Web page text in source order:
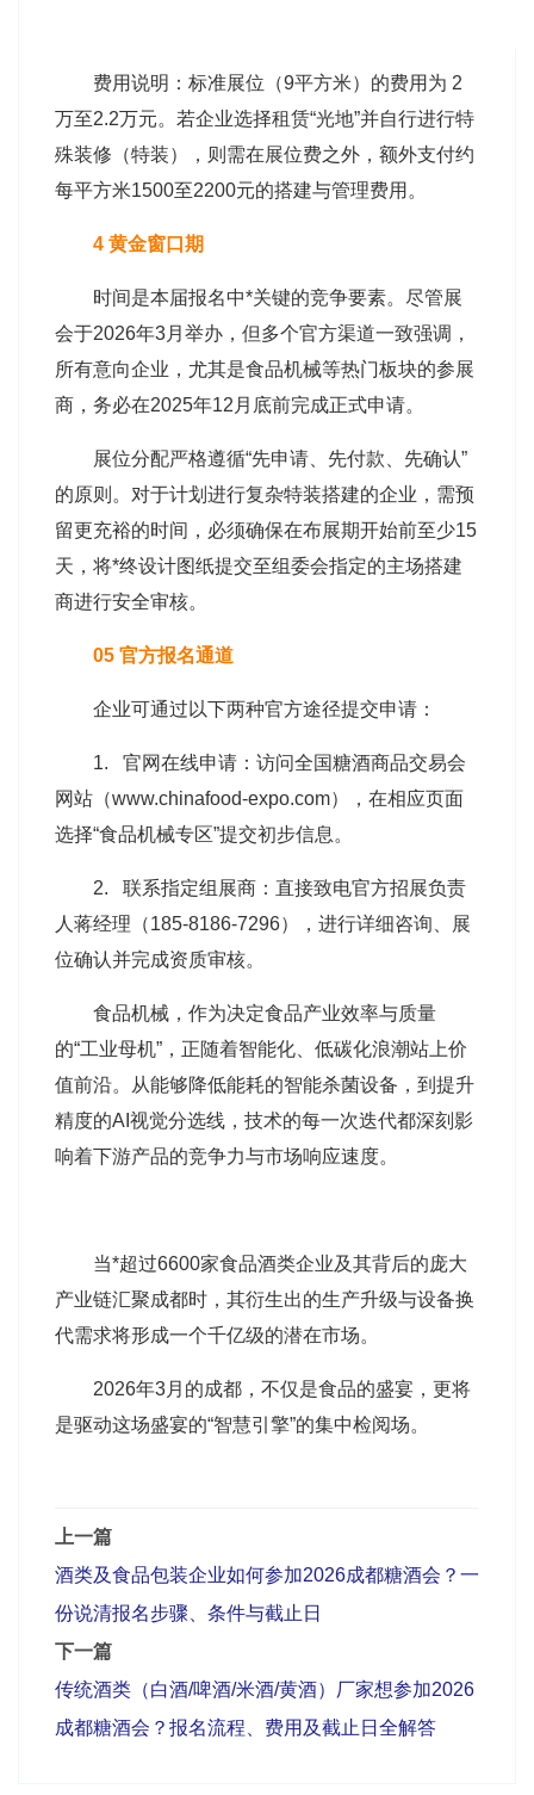
费用说明：标准展位（9平方米）的费用为 2
万至2.2万元。若企业选择租赁“光地”并自行进行特
殊装修（特装），则需在展位费之外，额外支付约
每平方米1500至2200元的搭建与管理费用。
4 黄金窗口期
时间是本届报名中*关键的竞争要素。尽管展
会于2026年3月举办，但多个官方渠道一致强调，
所有意向企业，尤其是食品机械等热门板块的参展
商，务必在2025年12月底前完成正式申请。
展位分配严格遵循“先申请、先付款、先确认”
的原则。对于计划进行复杂特装搭建的企业，需预
留更充裕的时间，必须确保在布展期开始前至少15
天，将*终设计图纸提交至组委会指定的主场搭建
商进行安全审核。
05 官方报名通道
企业可通过以下两种官方途径提交申请：
1. 官网在线申请：访问全国糖酒商品交易会
网站（www.chinafood-expo.com），在相应页面
选择“食品机械专区”提交初步信息。
2. 联系指定组展商：直接致电官方招展负责
人蒋经理（185-8186-7296），进行详细咨询、展
位确认并完成资质审核。
食品机械，作为决定食品产业效率与质量
的“工业母机”，正随着智能化、低碳化浪潮站上价
值前沿。从能够降低能耗的智能杀菌设备，到提升
精度的AI视觉分选线，技术的每一次迭代都深刻影
响着下游产品的竞争力与市场响应速度。
当*超过6600家食品酒类企业及其背后的庞大
产业链汇聚成都时，其衍生出的生产升级与设备换
代需求将形成一个千亿级的潜在市场。
2026年3月的成都，不仅是食品的盛宴，更将
是驱动这场盛宴的“智慧引擎”的集中检阅场。
上一篇
酒类及食品包装企业如何参加2026成都糖酒会？一
份说清报名步骤、条件与截止日
下一篇
传统酒类（白酒/啤酒/米酒/黄酒）厂家想参加2026
成都糖酒会？报名流程、费用及截止日全解答